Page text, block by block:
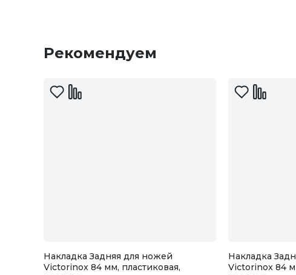
Рекомендуем
Накладка Задняя для ножей
Victorinox 84 мм, пластиковая,
Накладка
Victorinox 84